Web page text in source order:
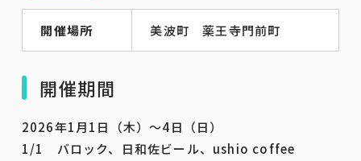
開催場所 美波町 薬王寺門前町
開催期間
2026年1月1日（木）～4日（日）
1/1 バロック、日和佐ビール、ushio coffee